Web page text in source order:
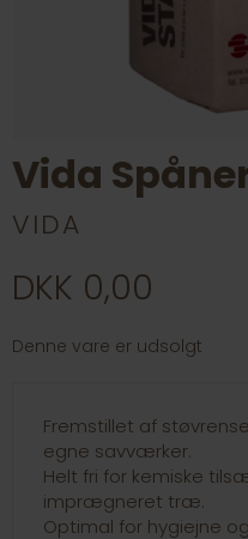
Vida
VIDA
DKK 0,00
Denne vare er udsolgt
Fremstillet af
egne savværker.
Helt fri for kemiske
imprægneret træ.
Optimal for hygiejne